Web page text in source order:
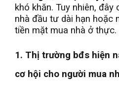
khó khăn. Tuy nhiên,
nhà đầu tư dài hạn hoặc
tiền mặt mua nhà ở thực.
1. Thị trường bđs hiện
cơ hội cho người mua